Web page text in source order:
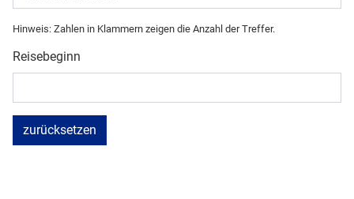
Hinweis: Zahlen in Klammern zeigen die Anzahl der Treffer.
Reisebeginn
zurücksetzen